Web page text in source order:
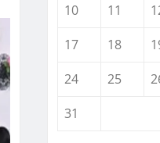
10
11
17
18
24
25
31